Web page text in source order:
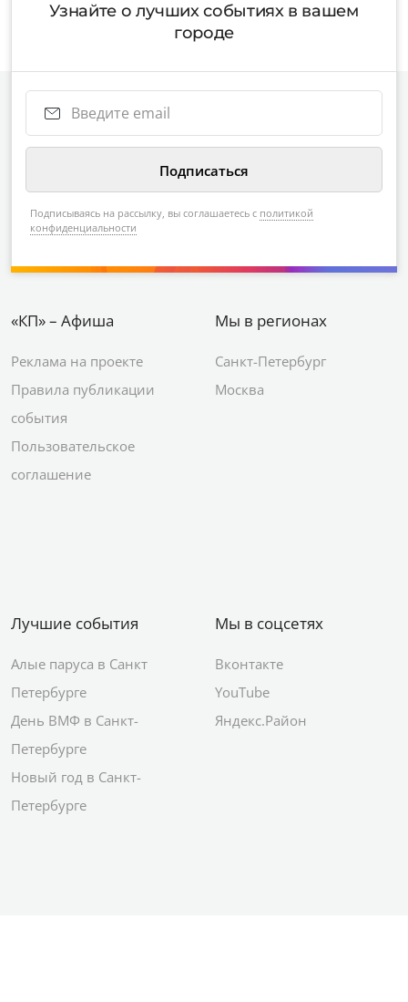
Узнайте о лучших событиях в вашем
городе
Подписываясь на рассылку, вы соглашаетесь с политикой
конфиденциальности
«КП» – Афиша
Реклама на проекте
Правила публикации
события
Пользовательское
соглашение
Мы в регионах
Санкт-Петербург
Москва
Лучшие события
Алые паруса в Санкт
Петербурге
День ВМФ в Санкт-
Петербурге
Новый год в Санкт-
Петербурге
Мы в соцсетях
Вконтакте
YouTube
Яндекс.Район